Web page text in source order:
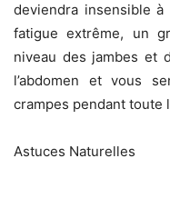
deviendra insensible
fatigue extrême, un
niveau des jambes et
l’abdomen et vous
crampes pendant toute
Astuces Naturelles